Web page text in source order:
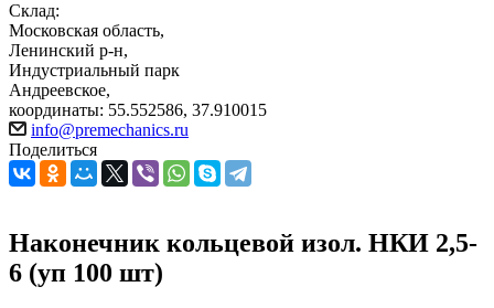
Склад:
Московская область,
Ленинский р-н,
Индустриальный парк
Андреевское,
координаты: 55.552586, 37.910015
info@premechanics.ru
Поделиться
Наконечник кольцевой изол. НКИ 2,5-
6 (уп 100 шт)